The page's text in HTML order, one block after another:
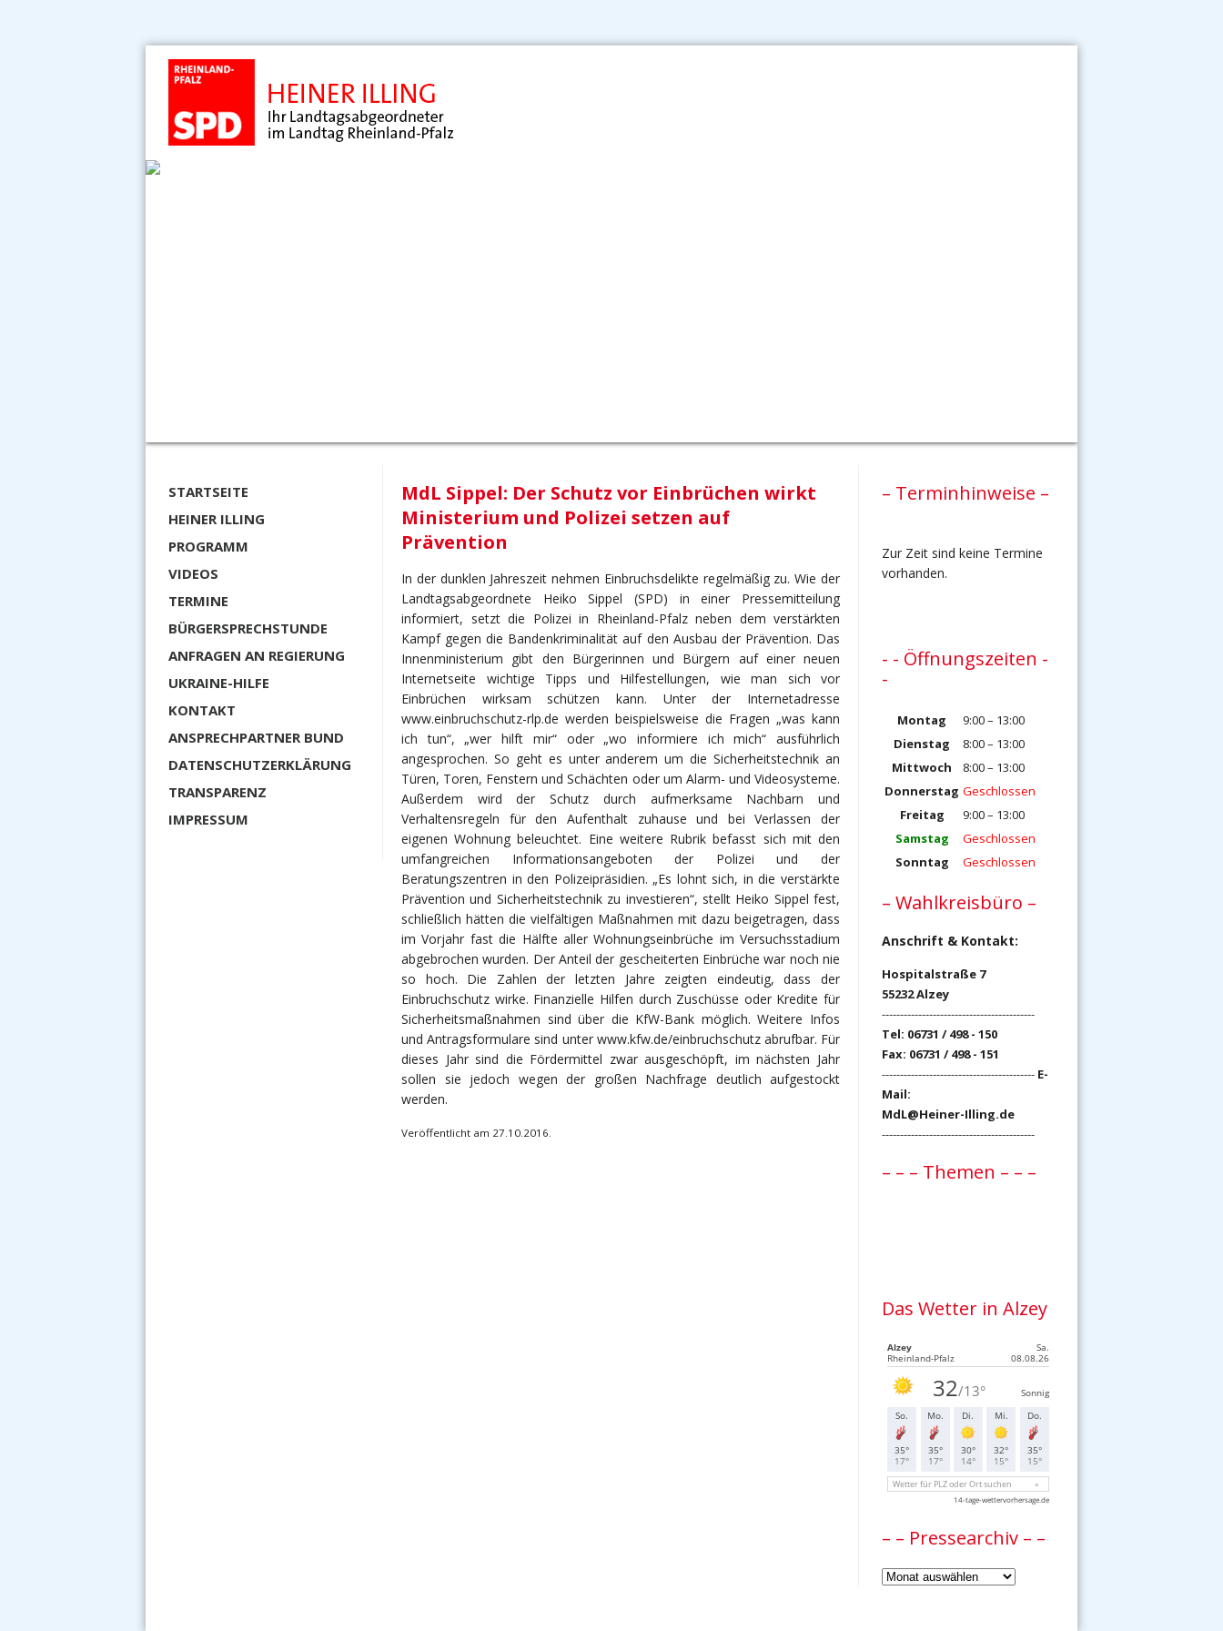
STARTSEITE
HEINER ILLING
PROGRAMM
VIDEOS
TERMINE
BÜRGERSPRECHSTUNDE
ANFRAGEN AN REGIERUNG
UKRAINE-HILFE
KONTAKT
ANSPRECHPARTNER BUND
DATENSCHUTZERKLÄRUNG
TRANSPARENZ
IMPRESSUM
MdL Sippel: Der Schutz vor Einbrüchen wirkt
Ministerium und Polizei setzen auf
Prävention
In der dunklen Jahreszeit nehmen Einbruchsdelikte regelmäßig zu. Wie der
Landtagsabgeordnete Heiko Sippel (SPD) in einer Pressemitteilung
informiert, setzt die Polizei in Rheinland-Pfalz neben dem verstärkten
Kampf gegen die Bandenkriminalität auf den Ausbau der Prävention. Das
Innenministerium gibt den Bürgerinnen und Bürgern auf einer neuen
Internetseite wichtige Tipps und Hilfestellungen, wie man sich vor
Einbrüchen wirksam schützen kann. Unter der Internetadresse
www.einbruchschutz-rlp.de werden beispielsweise die Fragen „was kann
ich tun“, „wer hilft mir“ oder „wo informiere ich mich“ ausführlich
angesprochen. So geht es unter anderem um die Sicherheitstechnik an
Türen, Toren, Fenstern und Schächten oder um Alarm- und Videosysteme.
Außerdem wird der Schutz durch aufmerksame Nachbarn und
Verhaltensregeln für den Aufenthalt zuhause und bei Verlassen der
eigenen Wohnung beleuchtet. Eine weitere Rubrik befasst sich mit den
umfangreichen Informationsangeboten der Polizei und der
Beratungszentren in den Polizeipräsidien. „Es lohnt sich, in die verstärkte
Prävention und Sicherheitstechnik zu investieren“, stellt Heiko Sippel fest,
schließlich hätten die vielfältigen Maßnahmen mit dazu beigetragen, dass
im Vorjahr fast die Hälfte aller Wohnungseinbrüche im Versuchsstadium
abgebrochen wurden. Der Anteil der gescheiterten Einbrüche war noch nie
so hoch. Die Zahlen der letzten Jahre zeigten eindeutig, dass der
Einbruchschutz wirke. Finanzielle Hilfen durch Zuschüsse oder Kredite für
Sicherheitsmaßnahmen sind über die KfW-Bank möglich. Weitere Infos
und Antragsformulare sind unter www.kfw.de/einbruchschutz abrufbar. Für
dieses Jahr sind die Fördermittel zwar ausgeschöpft, im nächsten Jahr
sollen sie jedoch wegen der großen Nachfrage deutlich aufgestockt
werden.
Veröffentlicht am 27.10.2016.
– Terminhinweise –
Zur Zeit sind keine Termine
vorhanden.
- - Öffnungszeiten -
-
Montag
9:00 – 13:00
Dienstag
8:00 – 13:00
Mittwoch
8:00 – 13:00
Donnerstag Geschlossen
Freitag
9:00 – 13:00
Samstag
Geschlossen
Sonntag
Geschlossen
– Wahlkreisbüro –
Anschrift & Kontakt:
Hospitalstraße 7
55232 Alzey
------------------------------------------
Tel: 06731 / 498 - 150
Fax: 06731 / 498 - 151
------------------------------------------ E-
Mail:
MdL@Heiner-Illing.de
------------------------------------------
– – – Themen – – –
Das Wetter in Alzey
– – Pressearchiv – –